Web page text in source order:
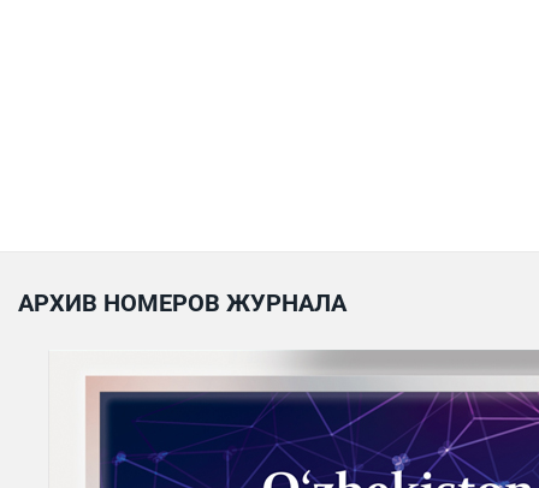
АРХИВ НОМЕРОВ ЖУРНАЛА